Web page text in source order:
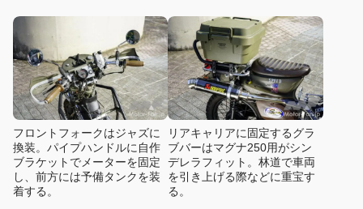
フロントフォークはジャズに
換装。パイプハンドルに自作
ブラケットでメーターを固定
し、前方には予備タンクを装
着する。
リアキャリアに固定するグラ
ブバーはマグナ250用がシン
デレラフィット。林道で車両
を引き上げる際などに重宝す
る。